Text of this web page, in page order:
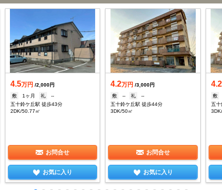
4.5万円 /2,000円
敷
1ヶ月 礼
--
五十鈴ケ丘駅 徒歩43分
2DK/50.77㎡
お問合せ
お気に入り
4.2万円 /3,000円
敷
-- 礼
--
五十鈴ケ丘駅 徒歩44分
3DK/50㎡
お問合せ
お気に入り
4.2
敷
五十